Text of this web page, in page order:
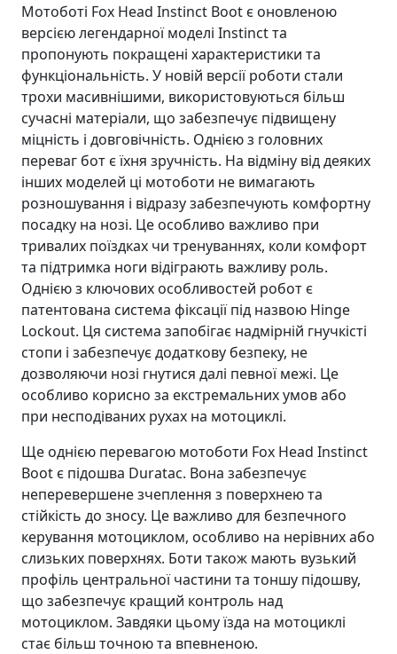
Мотоботі Fox Head Instinct Boot є оновленою
версією легендарної моделі Instinct та
пропонують покращені характеристики та
функціональність. У новій версії роботи стали
трохи масивнішими, використовуються більш
сучасні матеріали, що забезпечує підвищену
міцність і довговічність. Однією з головних
переваг бот є їхня зручність. На відміну від деяких
інших моделей ці мотоботи не вимагають
розношування і відразу забезпечують комфортну
посадку на нозі. Це особливо важливо при
тривалих поїздках чи тренуваннях, коли комфорт
та підтримка ноги відіграють важливу роль.
Однією з ключових особливостей робот є
патентована система фіксації під назвою Hinge
Lockout. Ця система запобігає надмірній гнучкісті
стопи і забезпечує додаткову безпеку, не
дозволяючи нозі гнутися далі певної межі. Це
особливо корисно за екстремальних умов або
при несподіваних рухах на мотоциклі.
Ще однією перевагою мотоботи Fox Head Instinct
Boot є підошва Duratac. Вона забезпечує
неперевершене зчеплення з поверхнею та
стійкість до зносу. Це важливо для безпечного
керування мотоциклом, особливо на нерівних або
слизьких поверхнях. Боти також мають вузький
профіль центральної частини та тоншу підошву,
що забезпечує кращий контроль над
мотоциклом. Завдяки цьому їзда на мотоциклі
стає більш точною та впевненою.